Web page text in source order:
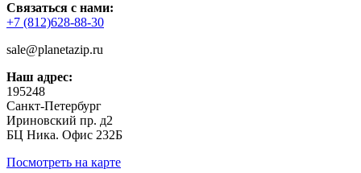
Связаться с нами:
+7 (812)628-88-30
sale@planetazip.ru
Наш адрес:
195248
Санкт-Петербург
Ириновский пр. д2
БЦ Ника. Офис 232Б
Посмотреть на карте